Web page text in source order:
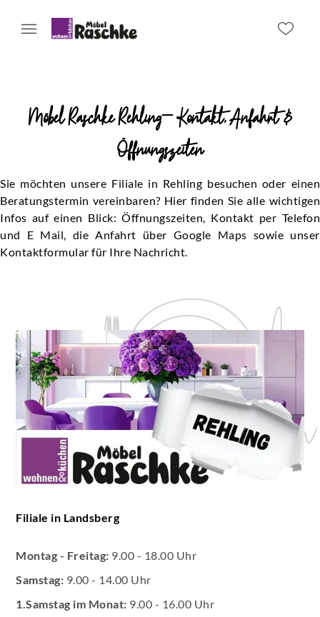
Möbel Raschke Rehling– Kontakt, Anfahrt &
Öffnungszeiten
Sie möchten unsere Filiale in Rehling besuchen oder einen
Beratungstermin vereinbaren? Hier finden Sie alle wichtigen
Infos auf einen Blick: Öffnungszeiten, Kontakt per Telefon
und E Mail, die Anfahrt über Google Maps sowie unser
Kontaktformular für Ihre Nachricht.
Filiale in Landsberg
Montag - Freitag: 9.00 - 18.00 Uhr
Samstag: 9.00 - 14.00 Uhr
1.Samstag im Monat: 9.00 - 16.00 Uhr